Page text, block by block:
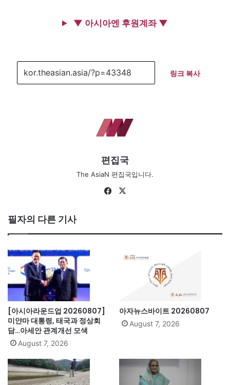
▼ 아시아엔 후원계좌 ▼
링크 복사
편집국
The AsiaN 편집국입니다.
Fa
필자의 다른 기사
[아시아라운드업 20260807]
미얀마 대통령, 태국과 정상회
담…아세안 관계개선 모색
August 7, 2026
아자뉴스바이트 20260807
August 7, 2026